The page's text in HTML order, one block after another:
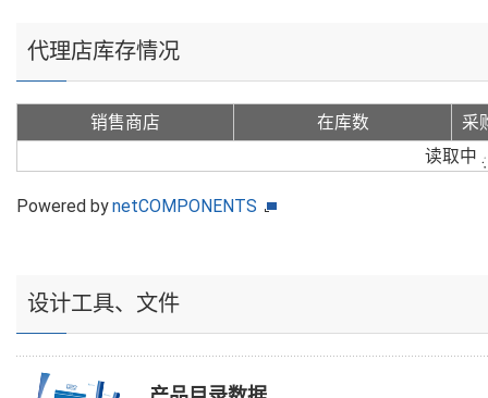
代理店库存情况
销售商店 在库数
采
读取中
Powered bynetCOMPONENTS
设计工具、文件